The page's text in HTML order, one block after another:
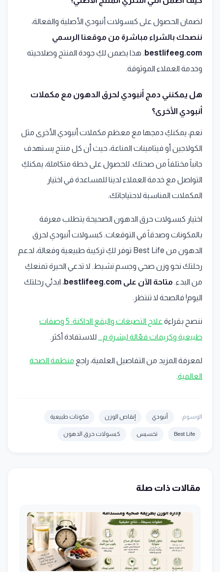
لضمان الحصول على كبسولات أنبودي الأصلية والفعالة،
ننصحك بالشراء مباشرة من موقعنا الرسمي
bestlifeeg.com . هذا يضمن لكِ جودة المنتج وصلاحيته
وخدمة العملاء الموثوقة.
هل يمكنني دمج أنبودي لحرق الدهون مع مكملات
أنبودي الأخرى؟
نعم، يمكنكِ دمجها مع معظم مكملات أنبودي الأخرى مثل
الكولاجين أو فيتامينات المناعة، حيث أن كل منتج يستهدف
جانباً مختلفاً من صحتك. للحصول على خطة متكاملة، يمكنكِ
التواصل مع خدمة العملاء لدينا للمساعدة في اختيار
المكملات المناسبة لاحتياجاتك.
اختيار كبسولات حرق الدهون الصحيحة يتطلب معرفة
بالمكونات وصدقاً في التوقعات. كبسولات أنبودي لحرق
الدهون من Best Life توفر لكِ تركيبة طبيعية وفعالة، لدعم
رحلتك نحو وزن صحي وجسم نشيط. لا تدعي الحيرة تمنعكِ
من البدء. متاحة الآن على bestlifeeg.com
، ابدئي رحلتك
اليوم! فالصحة لا تنتظر.
ننصح بقراءة
علاج التصبغات والبقع الداكنة: 5 وصفات
طبيعية وكريمات فعّالة لبشرة م... للاستفادة أكثر.
لمعرفة المزيد من التفاصيل العلمية، راجع منظمة الصحة
العالمية.
الوسوم: أنبودي إنقاص الوزن مكونات طبيعية
Best Life تخسيس كبسولات حرق الدهون
مقالات ذات صلة